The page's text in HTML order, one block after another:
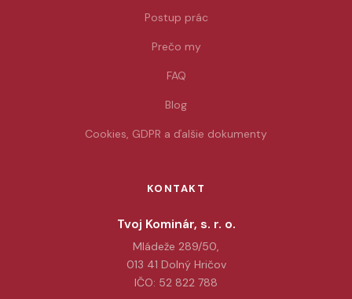
Postup prác
Prečo my
FAQ
Blog
Cookies, GDPR a ďalšie dokumenty
KONTAKT
Tvoj Kominár, s. r. o.
Mládeže 289/50,
013 41 Dolný Hričov
IČO: 52 822 788